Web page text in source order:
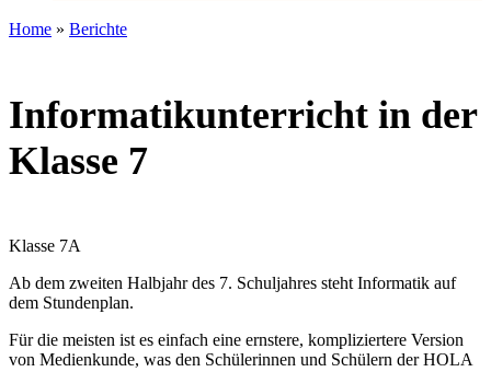
Home » Berichte
Informatikunterricht in der
Klasse 7
Klasse 7A
Ab dem zweiten Halbjahr des 7. Schuljahres steht Informatik auf
dem Stundenplan.
Für die meisten ist es einfach eine ernstere, kompliziertere Version
von Medienkunde, was den Schülerinnen und Schülern der HOLA